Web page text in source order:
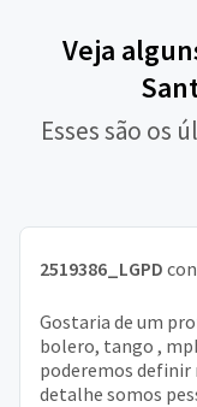
Veja
Esses são os
2519386_LGPD
Gostaria de um
bolero, tango ,
poderemos definir
detalhe somos